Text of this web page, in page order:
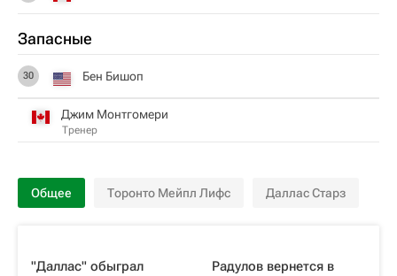
Запасные
30 Бен Бишоп
Джим Монтгомери
Тренер
Общее Торонто Мейпл Лифс Даллас Старз
"Даллас" обыграл
Радулов вернется в